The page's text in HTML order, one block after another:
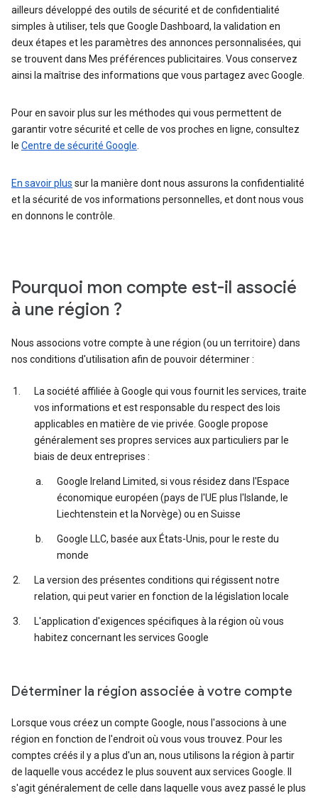
ailleurs développé des outils de sécurité et de confidentialité
simples à utiliser, tels que Google Dashboard, la validation en
deux étapes et les paramètres des annonces personnalisées, qui
se trouvent dans Mes préférences publicitaires. Vous conservez
ainsi la maîtrise des informations que vous partagez avec Google.
Pour en savoir plus sur les méthodes qui vous permettent de
garantir votre sécurité et celle de vos proches en ligne, consultez
le Centre de sécurité Google
En savoir plus sur la manière dont nous assurons la confidentialité
et la sécurité de vos informations personnelles, et dont nous vous
en donnons le contrôle.
Pourquoi mon compte est-il associé
à une région ?
Nous associons votre compte à une région (ou un territoire) dans
nos conditions d'utilisation afin de pouvoir déterminer :
La société affiliée à Google qui vous fournit les services, traite
vos informations et est responsable du respect des lois
applicables en matière de vie privée. Google propose
généralement ses propres services aux particuliers par le
biais de deux entreprises :
Google Ireland Limited, si vous résidez dans l'Espace
économique européen (pays de l'UE plus l'Islande, le
Liechtenstein et la Norvège) ou en Suisse
Google LLC, basée aux États-Unis, pour le reste du
monde
La version des présentes conditions qui régissent notre
relation, qui peut varier en fonction de la législation locale
L'application d'exigences spécifiques à la région où vous
habitez concernant les services Google
Déterminer la région associée à votre compte
Lorsque vous créez un compte Google, nous l'associons à une
région en fonction de l'endroit où vous vous trouvez. Pour les
comptes créés il y a plus d'un an, nous utilisons la région à partir
de laquelle vous accédez le plus souvent aux services Google. Il
s'agit généralement de celle dans laquelle vous avez passé le plus